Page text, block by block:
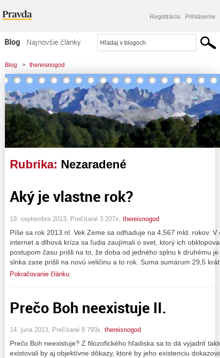
Registrácia Prihlásenie
Blog
Najnovšie články
Najčítanejšie články
Najkomentovanejšie články
Zoznam blogov
Komerčné blogy
Blog > thereisnogod
Rubrika: Nezaradené
Aký je vlastne rok?
19. septembra 2013, Prečítané 3 207x, thereisnogod
Píše sa rok 2013 nl. Vek Zeme sa odhaduje na 4,567 mld. rokov.
internet a dlhová kríza sa ľudia zaujímali o svet, ktorý ich
postupom času prišli na to, že doba od jedného splnu k druhému
slnka zase prišli na novú veličinu a to rok. Suma sumárum 29,5
Pokračovanie článku
Prečo Boh neexistuje II.
14. júna 2013, Prečítané 8 793x, thereisnogod
Prečo Boh neexistuje? Z filozofického hľadiska sa to dá vyjadriť
existovali by aj objektívne dôkazy, ktoré by jeho existenciu